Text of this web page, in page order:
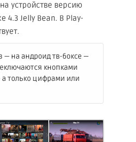
устройстве версию
4.3 Jelly Bean. В Play-
— на андроид тв-боксе —
кнопками
а только цифрами или